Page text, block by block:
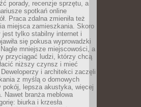
porady, recenzje sprzętu, a
spotkań online
Praca zdalna zmieniła też
miejsca zamieszkania. Skoro
jest tylko stabilny internet i
się pokusa wyprowadzki
mniejsze miejscowości, a
przyciągać ludzi, którzy chcą
niższy czynsz i mieć
i architekci zaczęli
z myślą o domowych
pokój, lepsza akustyka, więcej
Nawet branża meblowa
biurka i krzesła